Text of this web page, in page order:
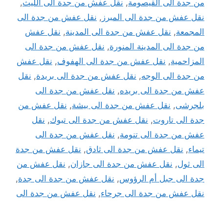
من جدة الى القيصومة, نقل عفش من جدة الى الليث,
نقل عفش من جدة الى المبرز , نقل عفش من جدة الى
المجمعة, نقل عفش من جدة الى المدينة, نقل عفش
من جدة الى المدينة المنورة, نقل عفش من جدة الى
المزاحمية, نقل عفش من جدة الى الهفوف, نقل عفش
من جدة الى الوجه, نقل عفش من جدة الى بريدة, نقل
عفش من جدة الى بريده, نقل عفش من جدة الى
بلجرشى, نقل عفش من جدة الى بيشة, نقل عفش من
جدة الى تاروت, نقل عفش من جدة الى تبوك, نقل
عفش من جدة الى تنومة, نقل عفش من جدة الى
تيماء, نقل عفش من جدة الى ثادق, نقل عفش من جدة
الى ثول, نقل عفش من جدة الى جازان, نقل عفش من
جدة الى جبل أم الرؤوس, نقل عفش من جدة الى جدة,
نقل عفش من جدة الى جرحاء, نقل عفش من جدة الى